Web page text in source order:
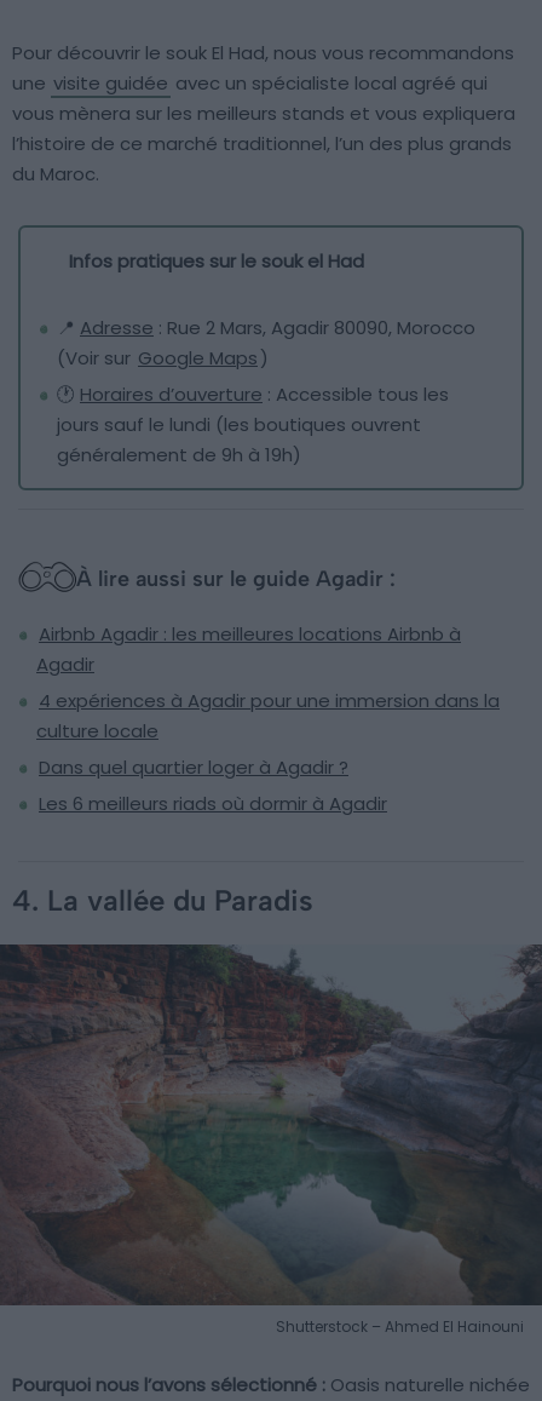
Pour découvrir le souk El Had, nous vous recommandons
une visite guidée avec un spécialiste local agréé qui
vous mènera sur les meilleurs stands et vous expliquera
l’histoire de ce marché traditionnel, l’un des plus grands
du Maroc.
Infos pratiques sur le souk el Had
📍 Adresse : Rue 2 Mars, Agadir 80090, Morocco
(Voir sur Google Maps)
🕐 Horaires d’ouverture : Accessible tous les
jours sauf le lundi (les boutiques ouvrent
généralement de 9h à 19h)
À lire aussi sur le guide Agadir :
Airbnb Agadir : les meilleures locations Airbnb à
Agadir
4 expériences à Agadir pour une immersion dans la
culture locale
Dans quel quartier loger à Agadir ?
Les 6 meilleurs riads où dormir à Agadir
4. La vallée du Paradis
Shutterstock – Ahmed El Hainouni
Pourquoi nous l’avons sélectionné : Oasis naturelle nichée